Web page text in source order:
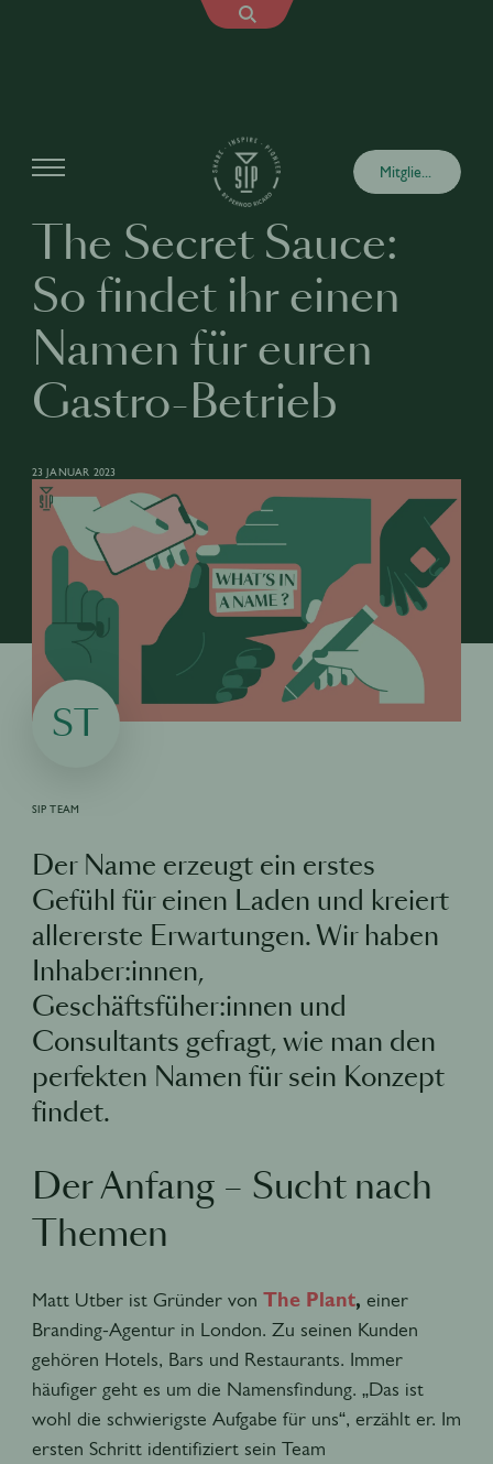
Mitglied werden
The Secret Sauce:
So findet ihr einen
Namen für euren
Gastro-Betrieb
23 JANUAR 2023
ST
SIP TEAM
Der Name erzeugt ein erstes
Gefühl für einen Laden und kreiert
allererste Erwartungen. Wir haben
Inhaber:innen,
Geschäftsfüher:innen und
Consultants gefragt, wie man den
perfekten Namen für sein Konzept
findet.
Der Anfang – Sucht nach
Themen
Matt Utber ist Gründer von The Plant, einer
Branding-Agentur in London. Zu seinen Kunden
gehören Hotels, Bars und Restaurants. Immer
häufiger geht es um die Namensfindung. „Das ist
wohl die schwierigste Aufgabe für uns“, erzählt er. Im
ersten Schritt identifiziert sein Team